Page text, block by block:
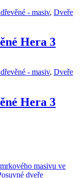
- masiv, Dveře
Hera 3
- masiv, Dveře
Hera 3
masivu ve
dveře